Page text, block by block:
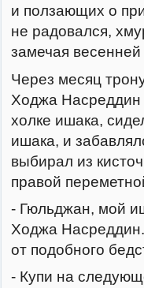
и ползающих о
не радовался,
замечая
Через месяц
Ходжа
холке ишака,
ишака, и
выбирал из
правой
- Гюльджан, мой
Ходжа
от подобного
- Купи на